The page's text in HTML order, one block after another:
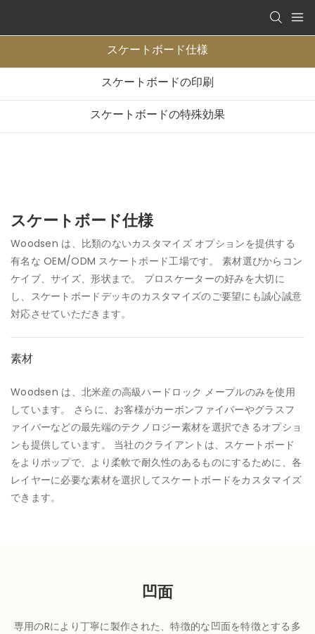
スケートボード仕様
スケートボードの印刷
スケートボードの特殊効果
スケートボード仕様
Woodsen は、比類のないカスタマイズ オプションを提供する
有名な OEM/ODM スケートボード工場です。 素材選びからコン
ケイブ、サイズ、形状まで。 プロスケーターの好みを大切に
し、スケートボードデッキのカスタマイズのご要望にも誠心誠意
対応させていただきます。
素材
Woodsen は、北米産の高級ハードロック メープルのみを使用
しています。 さらに、お客様がカーボンファイバーやグラスフ
ァイバーなどの最先端のテクノロジー素材を選択できるオプショ
ンも提供しています。 当社のクライアントは、スケートボード
をよりポップで、より柔軟で耐久性のあるものにするために、各
レイヤーに必要な素材を選択してスケートボードをカスタマイズ
できます。
凹面
専用のRにより丁寧に製作された、特徴的な凹面を特徴とする多